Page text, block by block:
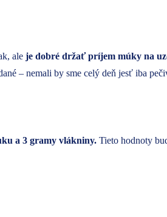
ale je dobré držať príjem múky na
– nemali by sme celý deň jesť iba
a 3 gramy vlákniny. Tieto hodnoty